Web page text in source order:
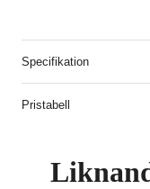
Specifikation
Pristabell